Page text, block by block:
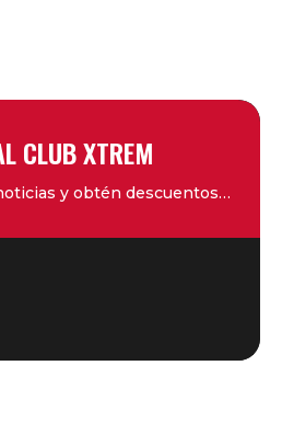
CLUB XTREM
y obtén descuentos